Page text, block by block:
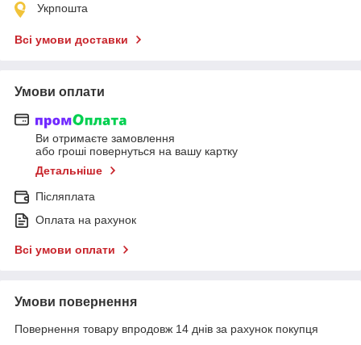
Укрпошта
Всі умови доставки
Умови оплати
Ви отримаєте замовлення
або гроші повернуться на вашу картку
Детальніше
Післяплата
Оплата на рахунок
Всі умови оплати
Умови повернення
Повернення товару впродовж 14 днів за рахунок покупця